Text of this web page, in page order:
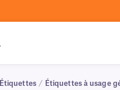
Étiquettes / Étiquettes à usage